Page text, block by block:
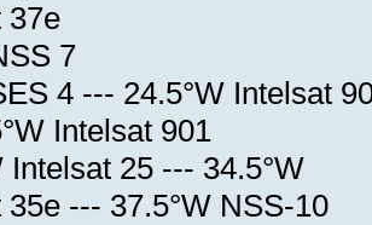
37e
7
4 --- 24.5°W Intelsat
Intelsat 901
Intelsat 25 --- 34.5°W
35e --- 37.5°W NSS-10